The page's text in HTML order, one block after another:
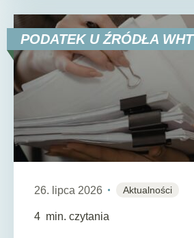
PODATEK U ŹRÓDŁA WHT
26. lipca 2026 Aktualności
4 min. czytania